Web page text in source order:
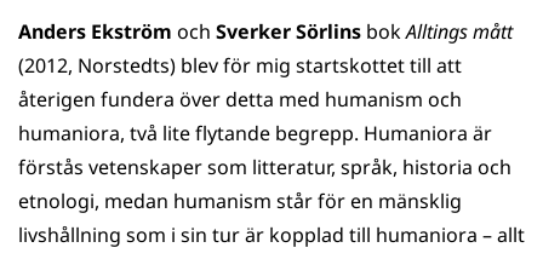
WhatsAppFacebook
TwitterLinkedIn
Anders Ekström och Sverker Sörlins bokAlltings mått
(2012, Norstedts) blev för mig startskottet till att
återigen fundera över detta med humanism och
humaniora, två lite flytande begrepp. Humaniora är
förstås vetenskaper som litteratur, språk, historia och
etnologi, medan humanism står för en mänsklig
livshållning som i sin tur är kopplad till humaniora – allt